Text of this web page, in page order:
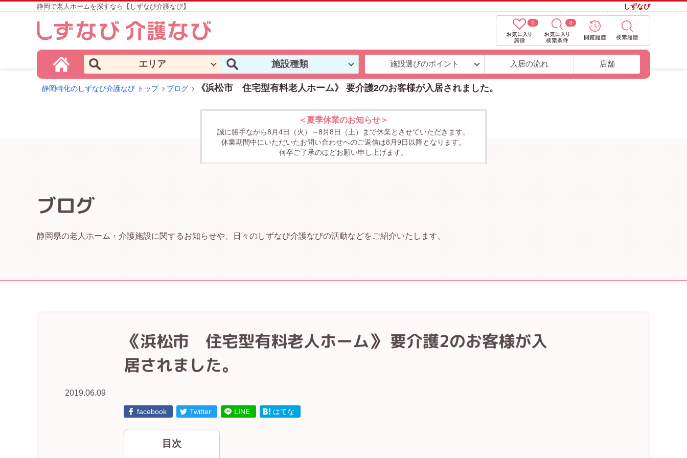
静岡で老人ホームを探すなら【しずなび介護なび】 しずなび
0 0
エリア 施設種類 施設選びのポイント 入居の流れ 店舗
静岡特化のしずなび介護なび トップ ブログ 《浜松市 住宅型有料老人ホーム》 要介護2のお客様が入居されました。
＜夏季休業のお知らせ＞
誠に勝手ながら8月4日（火）～8月8日（土）まで休業とさせていただきます。
休業期間中にいただいたお問い合わせへのご返信は8月9日以降となります。
何卒ご了承のほどお願い申し上げます。
ブログ
静岡県の老人ホーム・介護施設に関するお知らせや、日々のしずなび介護なびの活動などをご紹介いたします。
《浜松市 住宅型有料老人ホーム》 要介護2のお客様が入
居されました。
2019.06.09
facebook Twitter LINE はてな
目次